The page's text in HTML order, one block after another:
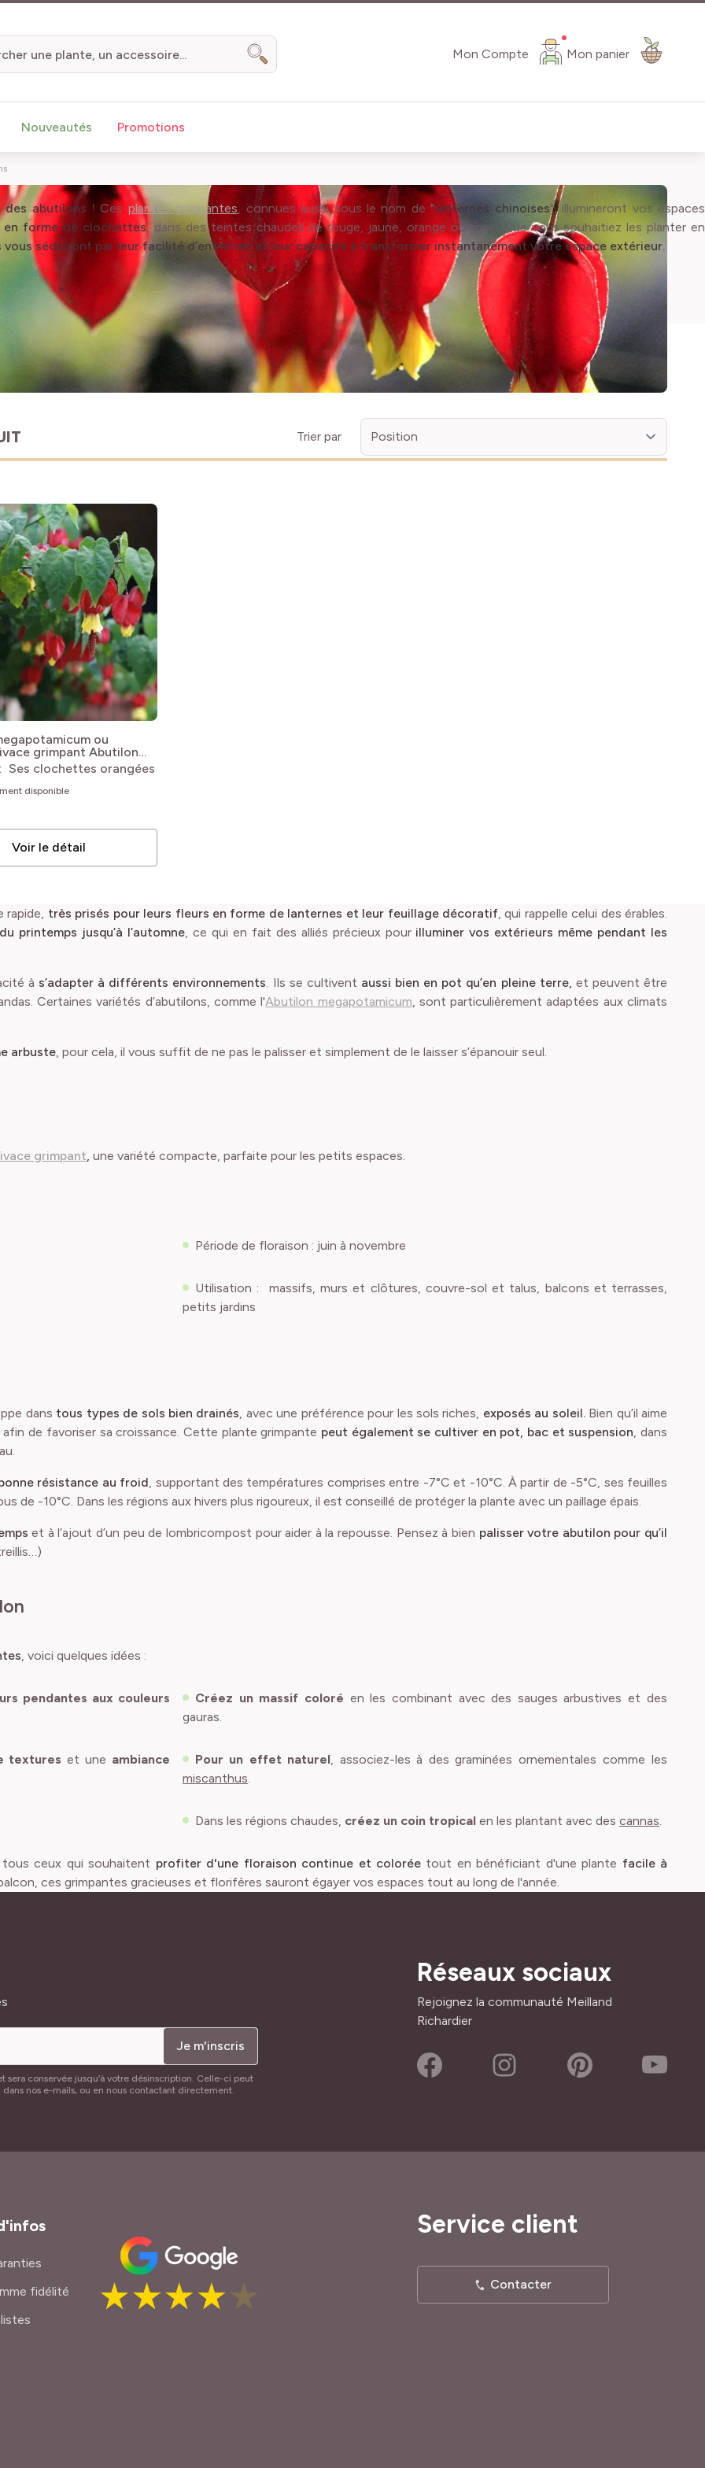
Mon Compte Mon panier
Nouveautés Promotions
Chercher
des abutilons ! Ces plantes grimpantes, connues aussi sous le nom de "lanternes chinoises", illumineront vos espaces
en forme de clochettes, dans des teintes chaudes de rouge, jaune, orange ou rose. Que vous souhaitiez les planter en
vous séduiront par leur facilité d’entretien et leur capacité à transformer instantanément votre espace extérieur.
Trier par
ou
grimpant Abutilon
Ses clochettes orangées
disponible
Voir le détail
rapide, très prisés pour leurs fleurs en forme de lanternes et leur feuillage décoratif, qui rappelle celui des érables.
du printemps jusqu’à l’automne, ce qui en fait des alliés précieux pour illuminer vos extérieurs même pendant les
às’adapter à différents environnements. Ils se cultivent aussi bien en pot qu’en pleine terre, et peuvent être
Certaines variétés d’abutilons, comme l'Abutilon megapotamicum, sont particulièrement adaptées aux climats
arbuste, pour cela, il vous suffit de ne pas le palisser et simplement de le laisser s’épanouir seul.
grimpant, une variété compacte, parfaite pour les petits espaces.
Période de floraison : juin à novembre
Utilisation : massifs, murs et clôtures, couvre-sol et talus, balcons et terrasses,
petits jardins
dans tous types de sols bien drainés, avec une préférence pour les sols riches, exposés au soleil.Bien qu’il aime
afin de favoriser sa croissance. Cette plante grimpante peut également se cultiver en pot, bac et suspension, dans
résistance au froid, supportant des températures comprises entre -7°C et -10°C. À partir de -5°C, ses feuilles
de -10°C. Dans les régions aux hivers plus rigoureux, il est conseillé de protéger la plante avec un paillage épais.
et à l’ajout d’un peu de lombricompost pour aider à la repousse. Pensez à bien palisser votre abutilon pour qu’il
, voici quelques idées :
pendantes aux couleurs
textures et une ambiance
Créez un massif coloré en les combinant avec des sauges arbustives et des
gauras.
Pour un effet naturel, associez-les à des graminées ornementales comme les
miscanthus.
Dans les régions chaudes, créez un coin tropical en les plantant avec des cannas.
ceux qui souhaitent profiter d'une floraison continue et coloréetout en bénéficiant d'une plante facile à
ces grimpantes gracieuses et florifères sauront égayer vos espaces tout au long de l'année.
Je m'inscris
conservée jusqu’à votre désinscription. Celle-ci peut
nos e-mails, ou en nous contactant directement.
Réseaux sociaux
Rejoignez la communauté Meilland
Richardier
fidélité
Service client
Contacter